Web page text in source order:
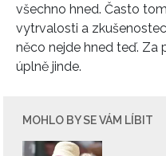
všechno hned. Často
vytrvalosti a
něco nejde hned teď. Za
úplně jinde.
MOHLO BY SE VÁM LÍBIT